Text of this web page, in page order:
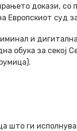
докази, со
Европскиот суд
и
обука за секој
што ги